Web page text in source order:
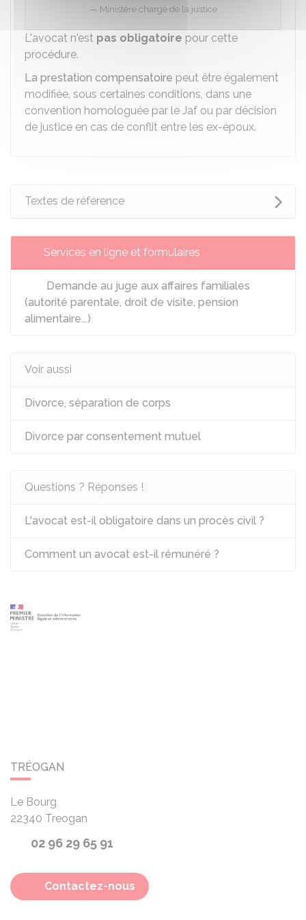
Ministère chargé de la justice
L'avocat n'est pas obligatoire pour cette
procédure.
La prestation compensatoire peut être également
modifiée, sous certaines conditions, dans une
convention homologuée par le Jaf ou par décision
de justice en cas de conflit entre les ex-époux.
Textes de référence
Services en ligne et formulaires
Demande au juge aux affaires familiales
(autorité parentale, droit de visite, pension
alimentaire...)
Voir aussi
Divorce, séparation de corps
Divorce par consentement mutuel
Questions ? Réponses !
L'avocat est-il obligatoire dans un procès civil ?
Comment un avocat est-il rémunéré ?
TRÉOGAN
Le Bourg
22340 Treogan
02 96 29 65 91
Contactez-nous